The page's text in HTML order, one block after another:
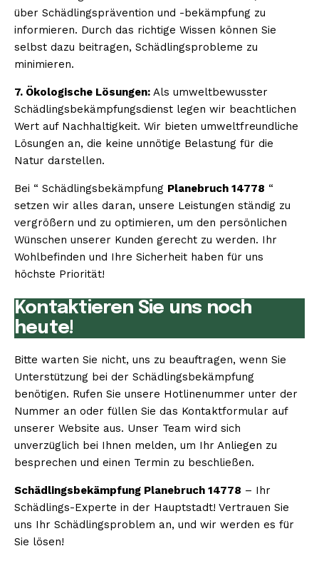
über Schädlingsprävention und -bekämpfung zu
informieren. Durch das richtige Wissen können Sie
selbst dazu beitragen, Schädlingsprobleme zu
minimieren.
7. Ökologische Lösungen: Als umweltbewusster
Schädlingsbekämpfungsdienst legen wir beachtlichen
Wert auf Nachhaltigkeit. Wir bieten umweltfreundliche
Lösungen an, die keine unnötige Belastung für die
Natur darstellen.
Bei “ Schädlingsbekämpfung Planebruch 14778 “
setzen wir alles daran, unsere Leistungen ständig zu
vergrößern und zu optimieren, um den persönlichen
Wünschen unserer Kunden gerecht zu werden. Ihr
Wohlbefinden und Ihre Sicherheit haben für uns
höchste Priorität!
Kontaktieren Sie uns noch
heute!
Bitte warten Sie nicht, uns zu beauftragen, wenn Sie
Unterstützung bei der Schädlingsbekämpfung
benötigen. Rufen Sie unsere Hotlinenummer unter der
Nummer an oder füllen Sie das Kontaktformular auf
unserer Website aus. Unser Team wird sich
unverzüglich bei Ihnen melden, um Ihr Anliegen zu
besprechen und einen Termin zu beschließen.
Schädlingsbekämpfung Planebruch 14778 – Ihr
Schädlings-Experte in der Hauptstadt! Vertrauen Sie
uns Ihr Schädlingsproblem an, und wir werden es für
Sie lösen!